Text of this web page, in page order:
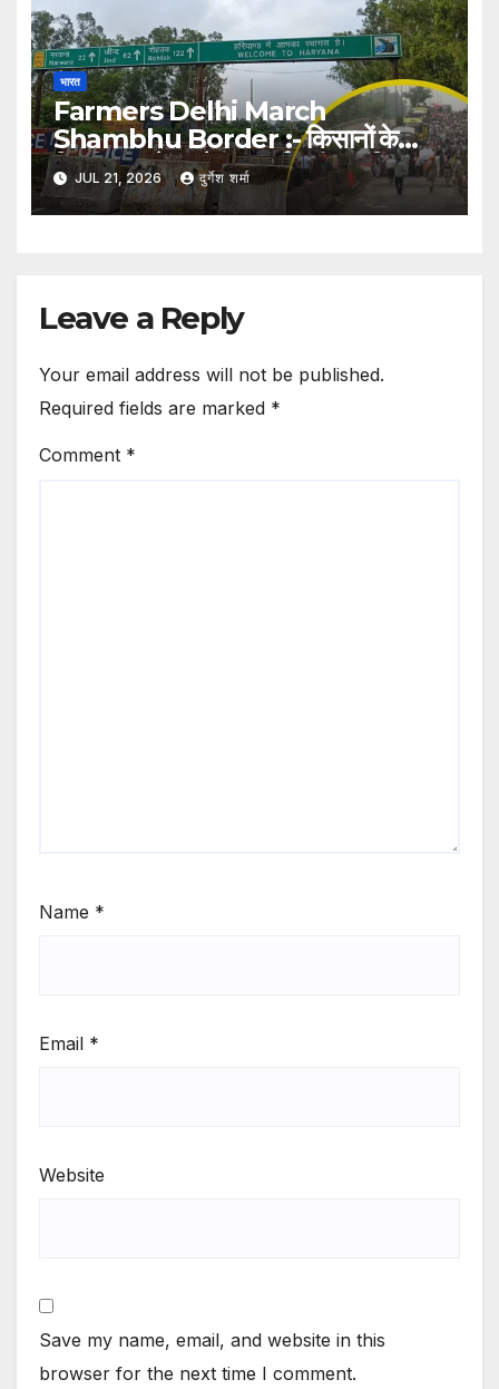
भारत
Farmers Delhi March
Shambhu Border :- किसानों के
दिल्ली कूच से पहले शंभू बॉर्डर सील, हरियाणा
पुलिस ने बढ़ाई सुरक्षा
JUL 21, 2026 दुर्गेश शर्मा
Leave a Reply
Your email address will not be published.
Required fields are marked *
Comment *
Name *
Email *
Website
Save my name, email, and website in this
browser for the next time I comment.